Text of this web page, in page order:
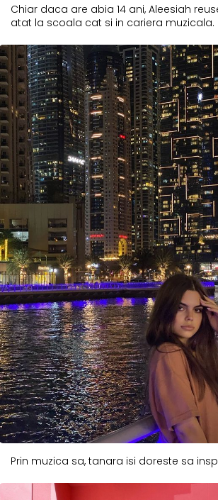
Chiar daca are abia 14 ani, Aleesiah
atat la scoala cat si in cariera muzicala.
Prin muzica sa, tanara isi doreste sa